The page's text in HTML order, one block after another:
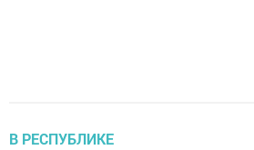
В РЕСПУБЛИКЕ